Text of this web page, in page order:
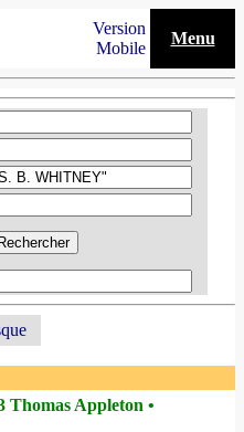
Version
Mobile
Menu
Thomas Appleton •